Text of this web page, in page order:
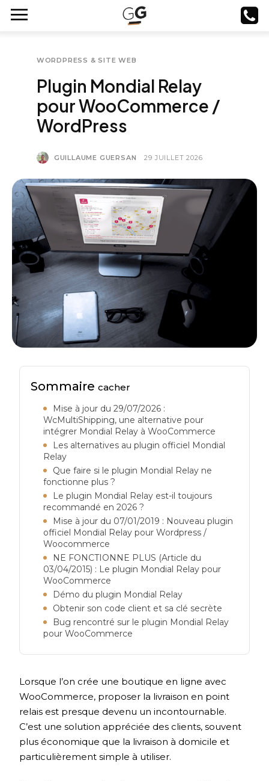
WORDPRESS & SITE WEB
Plugin Mondial Relay
pour WooCommerce /
WordPress
GUILLAUME GUERSAN 29 JUILLET 2026
Sommairecacher
Mise à jour du 29/07/2026 :
WcMultiShipping, une alternative pour
intégrer Mondial Relay à WooCommerce
Les alternatives au plugin officiel Mondial
Relay
Que faire si le plugin Mondial Relay ne
fonctionne plus ?
Le plugin Mondial Relay est-il toujours
recommandé en 2026 ?
Mise à jour du 07/01/2019 : Nouveau plugin
officiel Mondial Relay pour Wordpress /
Woocommerce
NE FONCTIONNE PLUS (Article du
03/04/2015) : Le plugin Mondial Relay pour
WooCommerce
Démo du plugin Mondial Relay
Obtenir son code client et sa clé secrète
Bug rencontré sur le plugin Mondial Relay
pour WooCommerce
Lorsque l’on crée une boutique en ligne avec
WooCommerce, proposer la livraison en point
relais est presque devenu un incontournable.
C’est une solution appréciée des clients, souvent
plus économique que la livraison à domicile et
particulièrement simple à utiliser.